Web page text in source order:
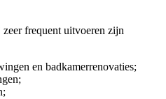
frequent uitvoeren zijn
en badkamerrenovaties;